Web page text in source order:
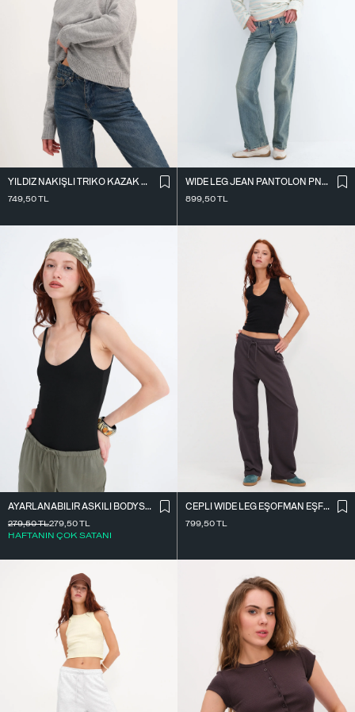
YILDIZ NAKIŞLI TRIKO KAZAK K3418-D4
749,50TL
WIDE LEG JEAN PANTOLON PN10031
899,50TL
AYARLANABILIR ASKILI BODYSUIT Z2011
279,50TL
HAFTANIN ÇOK SATANI
279,50TL
CEPLI WIDE LEG EŞOFMAN EŞF10487
799,50TL